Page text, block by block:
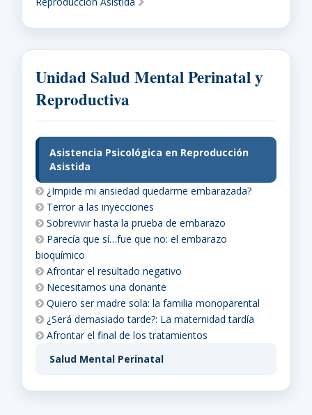
Unidad Salud Mental Perinatal y
Reproductiva
Asistencia Psicológica en Reproducción
Asistida
¿Impide mi ansiedad quedarme embarazada?
Terror a las inyecciones
Sobrevivir hasta la prueba de embarazo
Parecía que sí…fue que no: el embarazo
bioquímico
Afrontar el resultado negativo
Necesitamos una donante
Quiero ser madre sola: la familia monoparental
¿Será demasiado tarde?: La maternidad tardía
Afrontar el final de los tratamientos
Salud Mental Perinatal